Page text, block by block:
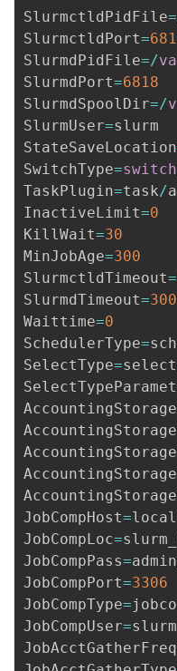
SlurmctldPidFile=
SlurmctldPort=
SlurmdPidFile=/
SlurmdPort=6818
SlurmdSpoolDir=/
SlurmUser=slurm
StateSaveLocation
SwitchType=switch
TaskPlugin=task/
InactiveLimit=0
KillWait=30
MinJobAge=300
SlurmctldTimeout=
SlurmdTimeout=300
Waittime=0
SchedulerType=
SelectType=select
JobCompHost=
JobCompLoc=
JobCompPass=
JobCompPort=3306
JobCompType=
JobCompUser=slurm